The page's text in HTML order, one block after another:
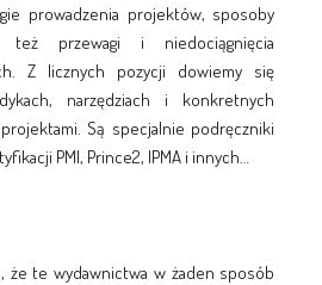
prowadzenia projektów, sposoby
przewagi i niedociągnięcia
Z licznych pozycji dowiemy się
narzędziach i konkretnych
Są specjalnie podręczniki
PMI, Prince2, IPMA i innych…
że te wydawnictwa w żaden sposób